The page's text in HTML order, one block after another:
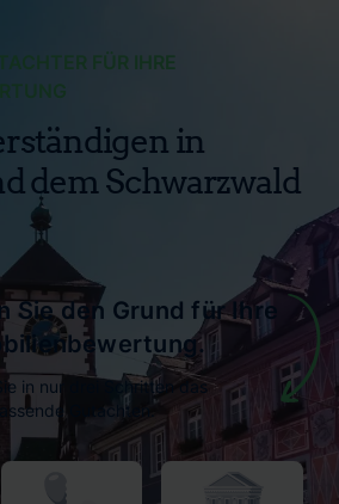
FÜR IHRE
in
dem Schwarzwald
Sie den Grund für Ihre
in nur drei Schritten das
Gutachten.